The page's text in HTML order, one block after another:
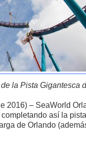
la Pista Gigantesca
2016) – SeaWorld
así la
de Orlando